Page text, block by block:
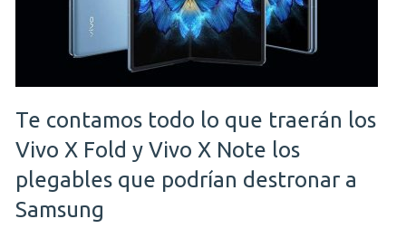
Te contamos todo lo que traerán los
Vivo X Fold y Vivo X Note los
plegables que podrían destronar a
Samsung